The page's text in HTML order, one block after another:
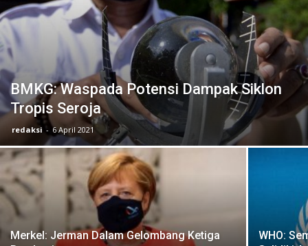
BMKG: Waspada Potensi Dampak Siklon
Tropis Seroja
redaksi - 6 April 2021
Merkel: Jerman Dalam Gelombang Ketiga
WHO: